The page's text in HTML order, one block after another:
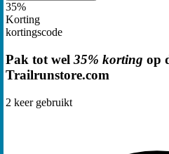
35%
Korting
kortingscode
Pak tot wel 35% korting op
Trailrunstore.com
2 keer gebruikt